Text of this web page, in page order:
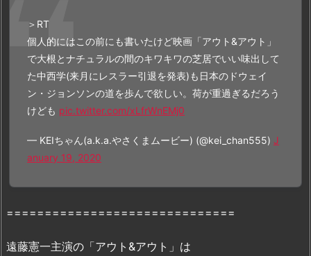
配
信
状
況
2.
1.
画
『ア
＆
ウ
＞RT
個人的にはこの前にも書いたけど映画「アウト&アウト」
で大根とナチュラルの間のキワキワの芝居でいい味出して
た中西学(来月にレスラー引退を発表)も日本のドウェイ
ン・ジョンソンの道を歩んで欲しい。荷が重過ぎるだろう
けども pic.twitter.com/xLfrWnEMj0
— KEIちゃん(a.k.a.やさくまムービー) (@kei_chan555) J
anuary 19, 2020
==============================
遠藤憲一主演の「アウト&アウト」は